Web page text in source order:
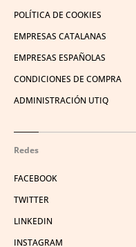
POLÍTICA DE COOKIES
EMPRESAS CATALANAS
EMPRESAS ESPAÑOLAS
CONDICIONES DE COMPRA
ADMINISTRACIÓN UTIQ
Redes
FACEBOOK
TWITTER
LINKEDIN
INSTAGRAM